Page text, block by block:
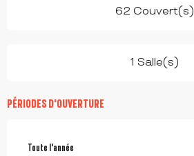
62 Couvert(s)
1 Salle(s)
PÉRIODES D'OUVERTURE
Toute l'année
Toute l'année